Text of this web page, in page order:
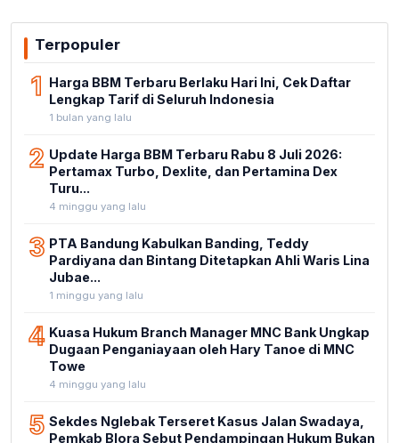
Terpopuler
1 Harga BBM Terbaru Berlaku Hari Ini, Cek Daftar
Lengkap Tarif di Seluruh Indonesia
1 bulan yang lalu
2 Update Harga BBM Terbaru Rabu 8 Juli 2026:
Pertamax Turbo, Dexlite, dan Pertamina Dex
Turu...
4 minggu yang lalu
3 PTA Bandung Kabulkan Banding, Teddy
Pardiyana dan Bintang Ditetapkan Ahli Waris Lina
Jubae...
1 minggu yang lalu
4 Kuasa Hukum Branch Manager MNC Bank Ungkap
Dugaan Penganiayaan oleh Hary Tanoe di MNC
Towe
4 minggu yang lalu
5 Sekdes Nglebak Terseret Kasus Jalan Swadaya,
Pemkab Blora Sebut Pendampingan Hukum Bukan